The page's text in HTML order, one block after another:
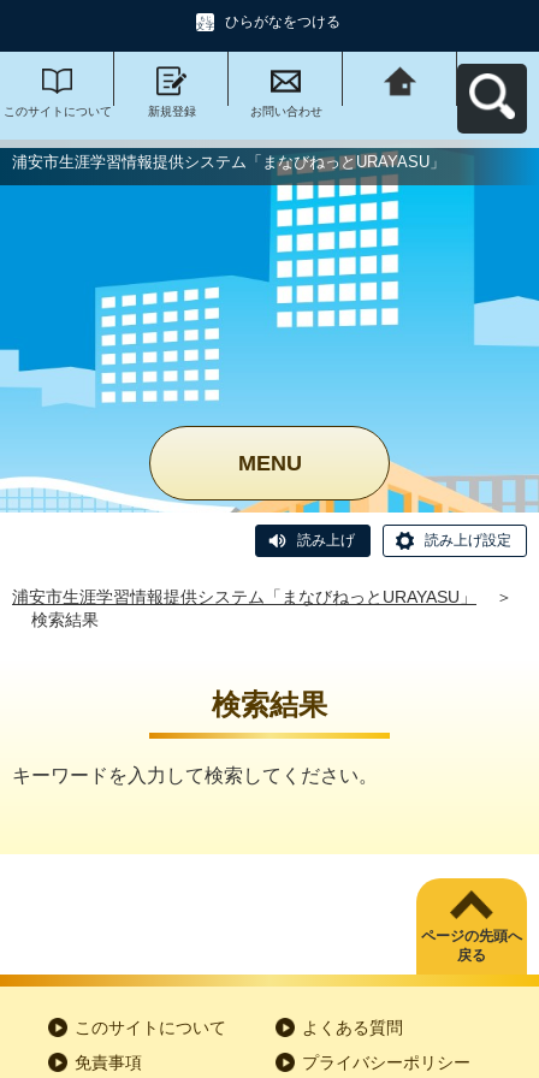
ひらがなをつける
このサイトについて 新規登録 お問い合わせ
びねっと
URAYASU」へ戻る
浦安市生涯学習情報提供システム「まなびねっとURAYASU」
MENU
読み上げ 読み上げ設定
浦安市生涯学習情報提供システム「まなびねっとURAYASU」
＞
検索結果
検索結果
キーワードを入力して検索してください。
ページの先頭へ
戻る
このサイトについて
よくある質問
免責事項
プライバシーポリシー